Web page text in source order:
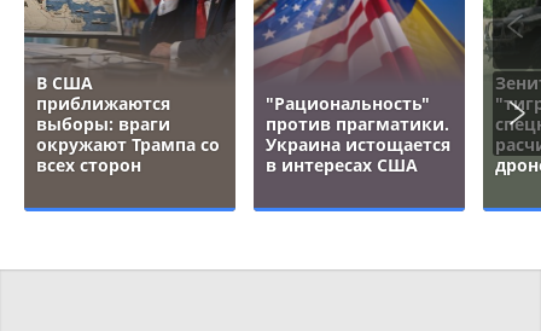
В США
приближаются
выборы: враги
окружают Трампа со
всех сторон
"Рациональность"
против прагматики.
Украина истощается
в интересах США